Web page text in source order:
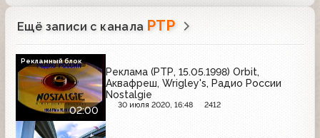
Ещё записи с канала РТР
02:00
Реклама (РТР, 15.05.1998) Orbit,
Аквафреш, Wrigley's, Радио России
Nostalgie
30 июля 2020, 16:48 2412
Рекламный блок